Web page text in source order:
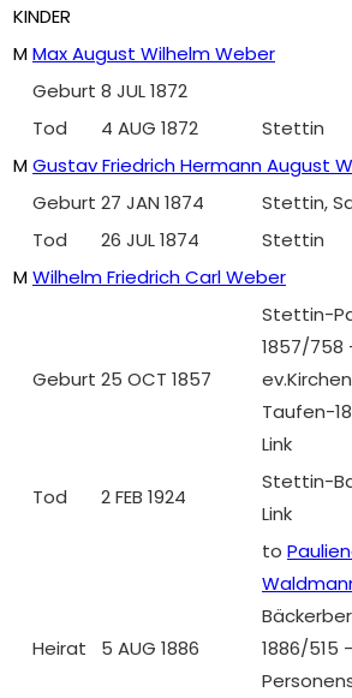
KINDER
MMax August Wilhelm Weber
Geburt 8 JUL 1872
Tod
4 AUG 1872
Stettin
MGustav Friedrich Hermann August
Geburt 27 JAN 1874
Stettin,
Tod
26 JUL 1874
Stettin
MWilhelm Friedrich Carl Weber
Geburt 25 OCT 1857
Stettin-
1857/
Taufen-
Link
Tod 2 FEB 1924
Stettin-
Link
Heirat 5 AUG 1886
to
1886/